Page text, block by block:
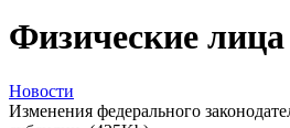
Физические лица
Новости
Изменения федерального